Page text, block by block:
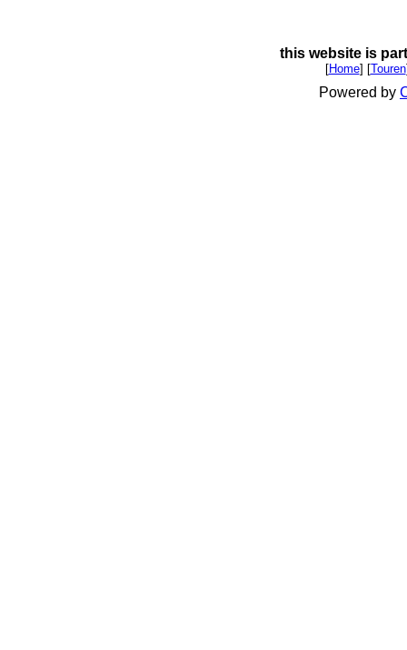
this website is
[Home] [Touren
Powered by